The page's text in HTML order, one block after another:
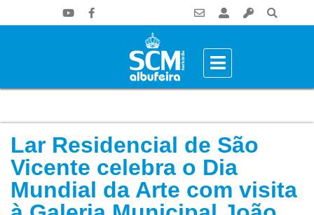
Lar Residencial de São
Vicente celebra o Dia
Mundial da Arte com visita